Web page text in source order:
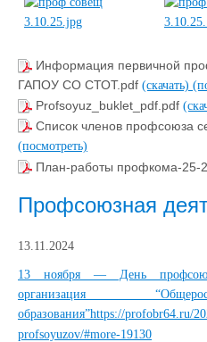
Информация первичной
ГАПОУ СО СТОТ.pdf (скачать)
Profsoyuz_buklet_pdf.pdf
Список членов профсоюза
(посмотреть)
План-работы профкома-25-
Профсоюзная
13.11.2024
13 ноября — День
организация
образования”https://profobr64.ru/
profsoyuzov/#more-19130